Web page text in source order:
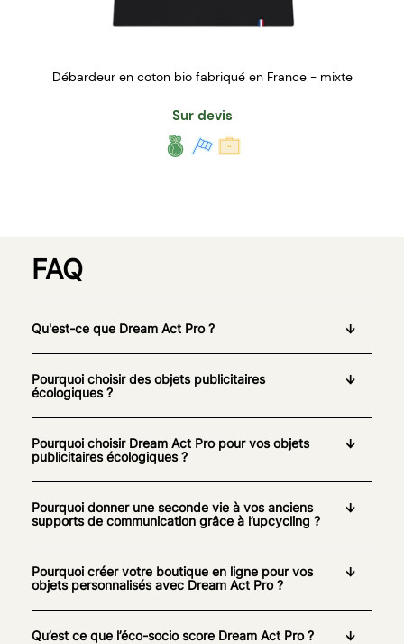
Débardeur en coton bio fabriqué en France - mixte
Sur devis
FAQ
Qu'est-ce que Dream Act Pro ?
Pourquoi choisir des objets publicitaires
écologiques ?
Pourquoi choisir Dream Act Pro pour vos objets
publicitaires écologiques ?
Pourquoi donner une seconde vie à vos anciens
supports de communication grâce à l’upcycling ?
Pourquoi créer votre boutique en ligne pour vos
objets personnalisés avec Dream Act Pro ?
Qu’est ce que l’éco-socio score Dream Act Pro ?